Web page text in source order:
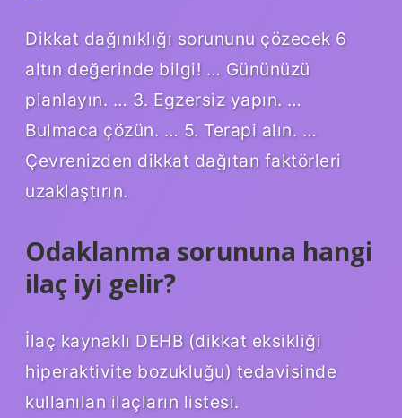
Dikkat dağınıklığı sorununu çözecek 6
altın değerinde bilgi! … Gününüzü
planlayın. … 3. Egzersiz yapın. …
Bulmaca çözün. … 5. Terapi alın. …
Çevrenizden dikkat dağıtan faktörleri
uzaklaştırın.
Odaklanma sorununa hangi
ilaç iyi gelir?
İlaç kaynaklı DEHB (dikkat eksikliği
hiperaktivite bozukluğu) tedavisinde
kullanılan ilaçların listesi.